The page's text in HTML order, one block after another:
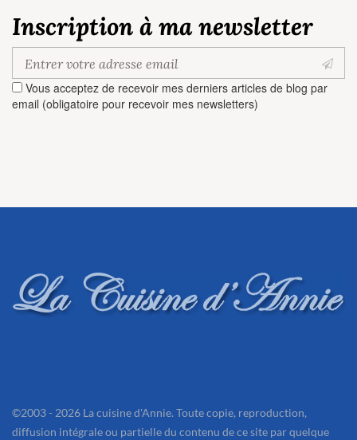
Inscription à ma newsletter
Vous acceptez de recevoir mes derniers articles de blog par
email (obligatoire pour recevoir mes newsletters)
©2003 - 2026 La cuisine d'Annie. Toute copie, reproduction,
diffusion intégrale ou partielle du contenu de ce site par quelque